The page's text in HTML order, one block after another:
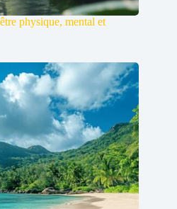
physique, mental et